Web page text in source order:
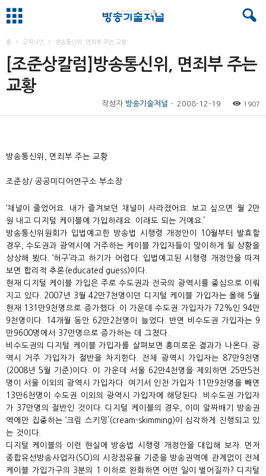
홈 오피니언 방송통신위, 면죄부 주는 교황
[조준상칼럼]방송통신위, 면죄부 주는
교황
작성자 방송기술저널 - 2008-12-19 1907
방송통신위, 면죄부 주는 교황
조준상/ 공공미디어연구소 부소장
‘채널이 줄었어요. 내가 즐겨보던 채널이 사라졌어요. 보고 싶으면 월 2만
원 내고 디지털 케이블에 가입하래요. 이래도 되는 거예요.’
방송통신위원회가 입법예고한 방송법 시행령 개정안이 10월부터 발효할
경우, 수도권과 광역시에 거주하는 케이블 가입자들이 맞이하게 될 상황을
상상해 봤다. ‘허구’라고 하기가 어렵다. 입법예고된 시행령 개정안을 따져
보면 합리적 추론(educated guess)이다.
현재 디지털 케이블 가입은 주로 수도권과 전국의 광역시를 중심으로 이뤄
지고 있다. 2007년 3월 42만7천명이던 디지털 케이블 가입자는 올해 5월
현재 131만9천명으로 증가했다. 이 가운데 수도권 가입자가 72%인 94만
9천명이다. 14개월 동안 62만2천명이 늘었다. 반면 비수도권 가입자는 9
만9600명에서 37만명으로 증가하는 데 그쳤다.
비수도권의 디지털 케이블 가입자를 살펴보면 흥미로운 결과가 나온다. 광
역시 거주 가입자가 절반을 차지한다. 전체 광역시 가입자는 87만9천명
(2008년 5월 기준)이다. 이 가운데 서울 62만4천명을 제외하면 25만5천
명이 서울 이외의 광역시 가입자다. 여기서 인천 가입자 11만9천명을 빼면
13만6천명이 수도권 이외의 광역시 가입자에 해당된다. 비수도권 가입자
가 37만명의 절반인 것이다. 디지털 케이블의 경우, 이미 알짜배기 방송권
역에만 집중하는 ‘크림 스키밍’(cream-skimming)이 심각하게 진행되고 있
는 것이다.
디지털 케이블의 이런 현실에 방송법 시행령 개정안을 대입해 보자. 먼저
종합유선방송사업자(SO)의 시장점유율 기준을 방송권역에 관계없이 전체
케이블 가입가구의 3분의 1 이하로 완화하면 어떤 일이 벌어질까? 디지털